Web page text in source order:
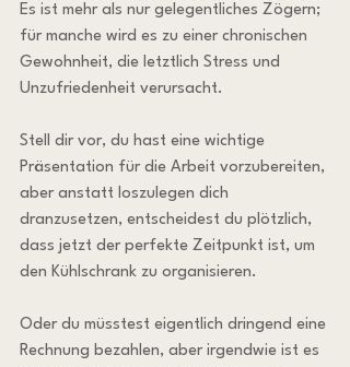
Es ist mehr als nur gelegentliches Zögern;
für manche wird es zu einer chronischen
Gewohnheit, die letztlich Stress und
Unzufriedenheit verursacht.
Stell dir vor, du hast eine wichtige
Präsentation für die Arbeit vorzubereiten,
aber anstatt loszulegen dich
dranzusetzen, entscheidest du plötzlich,
dass jetzt der perfekte Zeitpunkt ist, um
den Kühlschrank zu organisieren.
Oder du müsstest eigentlich dringend eine
Rechnung bezahlen, aber irgendwie ist es